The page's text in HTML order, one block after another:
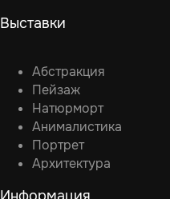
Выставки
Абстракция
Пейзаж
Натюрморт
Анималистика
Портрет
Архитектура